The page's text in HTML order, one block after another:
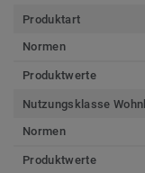
Produktart
Normen
Produktwerte
Nutzungsklasse
Normen
Produktwerte